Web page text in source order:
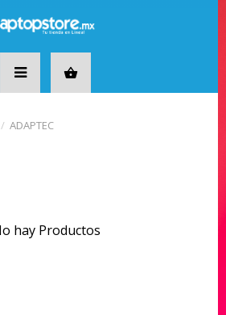
ADAPTEC
hay Productos